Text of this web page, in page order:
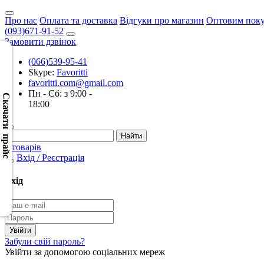
Про нас Оплата та доставка Відгуки про магазин Оптовим
(093)671-91-52
Замовити дзвінок
(066)539-95-41
Skype: Favoritti
favoritti.com@gmail.com
Пн - Сб: з 9:00 -
18:00
0 товарів
Вхід / Реєстрація
Вхід
Забули свій пароль?
Увійти за допомогою соціальних мереж
Скачати прайс
Скачать
XML
(Розн.)
Скачать
XML
(Опт)
Скачать
(Розн.)
Скачать
CSV
(Опт)